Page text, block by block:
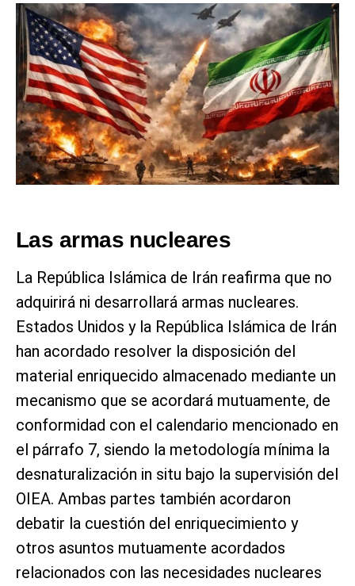
Las armas nucleares
La República Islámica de Irán reafirma que no
adquirirá ni desarrollará armas nucleares.
Estados Unidos y la República Islámica de Irán
han acordado resolver la disposición del
material enriquecido almacenado mediante un
mecanismo que se acordará mutuamente, de
conformidad con el calendario mencionado en
el párrafo 7, siendo la metodología mínima la
desnaturalización in situ bajo la supervisión del
OIEA. Ambas partes también acordaron
debatir la cuestión del enriquecimiento y
otros asuntos mutuamente acordados
relacionados con las necesidades nucleares